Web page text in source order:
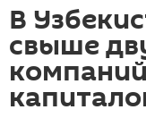
В
свыше